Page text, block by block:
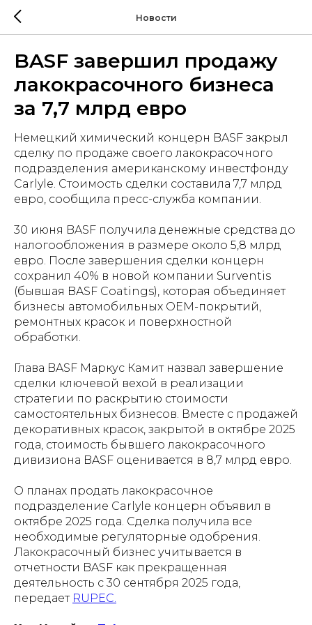
Новости
BASF завершил продажу
лакокрасочного бизнеса
за 7,7 млрд евро
Немецкий химический концерн BASF закрыл
сделку по продаже своего лакокрасочного
подразделения американскому инвестфонду
Carlyle. Стоимость сделки составила 7,7 млрд
евро, сообщила пресс-служба компании.
30 июня BASF получила денежные средства до
налогообложения в размере около 5,8 млрд
евро. После завершения сделки концерн
сохранил 40% в новой компании Surventis
(бывшая BASF Coatings), которая объединяет
бизнесы автомобильных OEM-покрытий,
ремонтных красок и поверхностной
обработки.
Глава BASF Маркус Камит назвал завершение
сделки ключевой вехой в реализации
стратегии по раскрытию стоимости
самостоятельных бизнесов. Вместе с продажей
декоративных красок, закрытой в октябре 2025
года, стоимость бывшего лакокрасочного
дивизиона BASF оценивается в 8,7 млрд евро.
О планах продать лакокрасочное
подразделение Carlyle концерн объявил в
октябре 2025 года. Сделка получила все
необходимые регуляторные одобрения.
Лакокрасочный бизнес учитывается в
отчетности BASF как прекращенная
деятельность с 30 сентября 2025 года,
передает RUPEC.